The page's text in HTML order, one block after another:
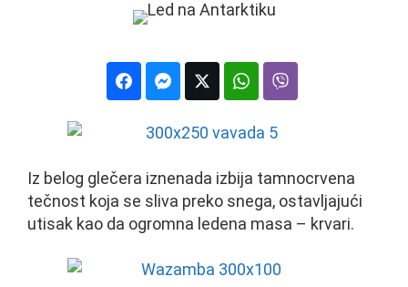
Iz belog glečera iznenada izbija tamnocrvena
tečnost koja se sliva preko snega, ostavljajući
utisak kao da ogromna ledena masa – krvari.